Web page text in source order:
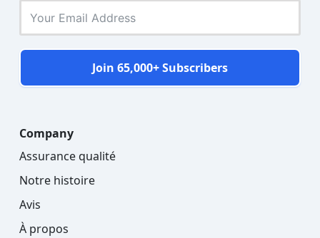
Join 65,000+ Subscribers
Company
Assurance qualité
Notre histoire
Avis
À propos